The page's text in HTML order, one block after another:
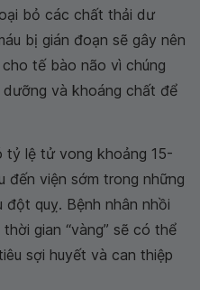
bỏ các chất thải dư
bị gián đoạn sẽ gây nên
tế bào não vì chúng
và khoáng chất để
tỷ lệ tử vong khoảng 15-
đến viện sớm trong những
quỵ. Bệnh nhân nhồi
gian “vàng” sẽ có thể
sợi huyết và can thiệp